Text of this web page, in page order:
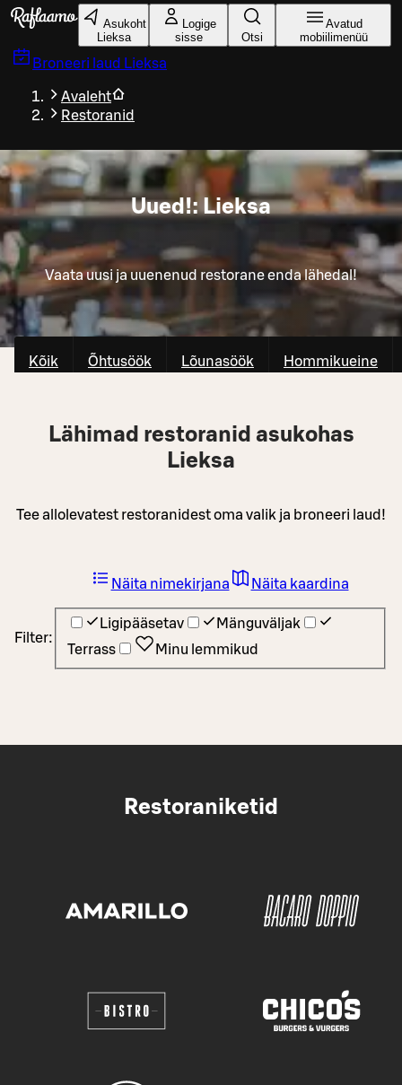
Liigu peamise sisu juurde
Asukoht
Lieksa
Logige
sisse
Otsi
Avatud
mobiilimenüü
Broneeri laud Lieksa
Avaleht
Restoranid
Uued!: Lieksa
Vaata uusi ja uuenenud restorane enda lähedal!
Kõik Õhtusöök Lõunasöök Hommikueine
Lähimad restoranid asukohas
Lieksa
Tee allolevatest restoranidest oma valik ja broneeri laud!
Filter:
Ligipääsetav
Mänguväljak
Terrass
Minu lemmikud
Näita nimekirjana Näita kaardina
Restoraniketid